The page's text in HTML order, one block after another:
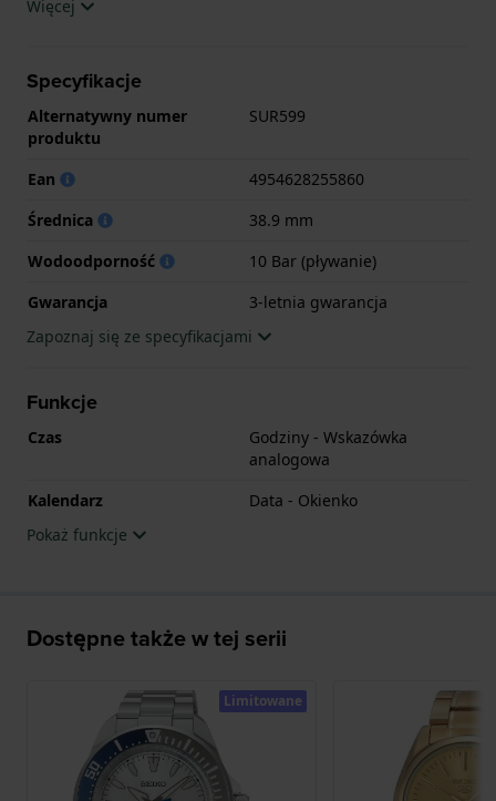
gwarancja.
.
Więcej
Specyfikacje
Alternatywny numer
produktu
SUR599
Ean
4954628255860
Średnica
38.9 mm
Wodoodporność
10 Bar (pływanie)
Gwarancja
3-letnia gwarancja
Zapoznaj się ze specyfikacjami
Funkcje
Czas
Godziny - Wskazówka
analogowa
Kalendarz
Data - Okienko
Pokaż funkcje
Dostępne także w tej serii
Limitowane